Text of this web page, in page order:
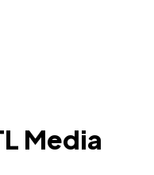
Media